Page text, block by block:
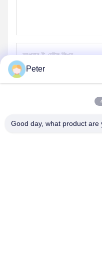
Peter
Good day, what product are